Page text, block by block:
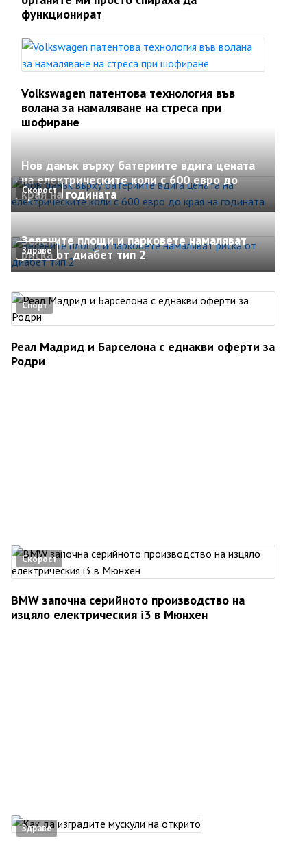
функционират
Volkswagen патентова технология във
волана за намаляване на стреса при
шофиране
Скорост
Нов данък върху батериите вдига цената
на електрическите коли с 600 евро до
края на годината
Здраве
Зелените площи и парковете намаляват
риска от диабет тип 2
Спорт
Реал Мадрид и Барселона с еднакви оферти за
Родри
Скорост
BMW започна серийното производство на
изцяло електрическия i3 в Мюнхен
Здраве